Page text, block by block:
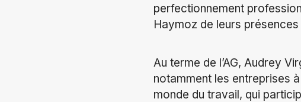
perfectionnement
Haymoz de leurs
Au terme de l’AG, Audrey
notamment les entreprises
monde du travail, qui